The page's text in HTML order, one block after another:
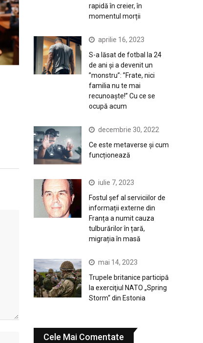
rapidă în creier, în
momentul morții
aprilie 16, 2023
S-a lăsat de fotbal la 24
de ani și a devenit un
”monstru”: ”Frate, nici
familia nu te mai
recunoaște!” Cu ce se
ocupă acum
decembrie 30, 2022
Ce este metaverse și cum
funcționează
iulie 7, 2023
Fostul șef al serviciilor de
informații externe din
Franța a numit cauza
tulburărilor în țară,
migrația în masă
mai 14, 2023
Trupele britanice participă
la exerciţiul NATO „Spring
Storm“ din Estonia
Cele Mai Comentate